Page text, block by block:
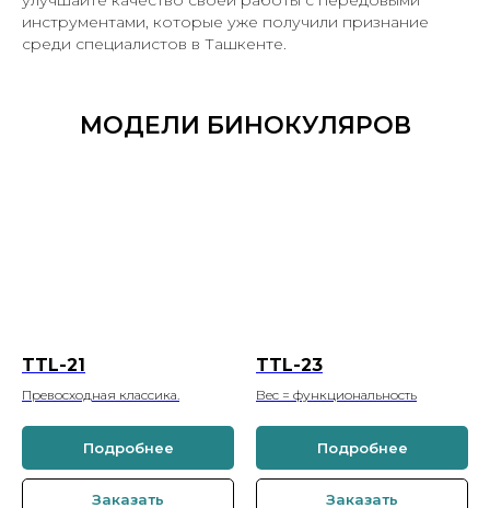
инструментами, которые уже получили признание
среди специалистов в Ташкенте.
МОДЕЛИ БИНОКУЛЯРОВ
TTL-21
Превосходная классика.
Подробнее
Заказать
TTL-23
Вес = функциональность
Подробнее
Заказать